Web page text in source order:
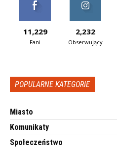
11,229
Fani
2,232
Obserwujący
POPULARNE KATEGORIE
Miasto
Komunikaty
Społeczeństwo